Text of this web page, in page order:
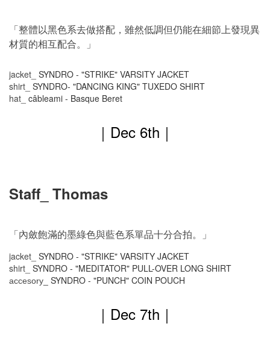
「整體以黑色系去做搭配，雖然低調但仍能在細節上發現異
材質的相互配合。」
jacket_ SYNDRO - "STRIKE" VARSITY JACKET
shirt_ SYNDRO- "DANCING KING" TUXEDO SHIRT
hat_ câbleami - Basque Beret
｜ Dec 6th ｜
Staff_ Thomas
「內斂飽滿的墨綠色與藍色系單品十分合拍。」
jacket_ SYNDRO - "STRIKE" VARSITY JACKET
shirt_ SYNDRO - "MEDITATOR" PULL-OVER LONG SHIRT
accesory_ SYNDRO - "PUNCH" COIN POUCH
｜ Dec 7th ｜